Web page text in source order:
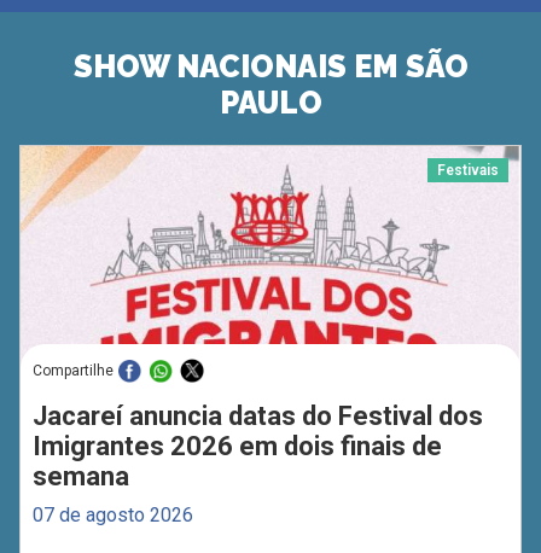
SHOW NACIONAIS EM SÃO
PAULO
Festivais
Compartilhe
Jacareí anuncia datas do Festival dos
Imigrantes 2026 em dois finais de
semana
07 de agosto 2026